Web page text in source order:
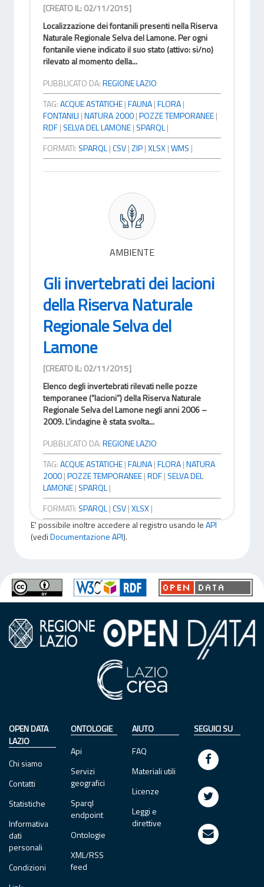
[CREATO IL: 02/11/2015]
Localizzazione dei fontanili presenti nella Riserva
Naturale Regionale Selva del Lamone. Per ogni
fontanile viene indicato il suo stato (attivo: si/no)
rilevato al momento della...
PUBBLICATO DA:REGIONE LAZIO
TAG:ACQUE ASTATICHE|FAUNA|FLORA|
FONTANILI |NATURA 2000|POZZE TEMPORANEE|
RDF| SELVA DEL LAMONE| SPARQL|
FORMATI: SPARQL|CSV|ZIP|XLSX|WMS |
AMBIENTE
Gli invertebrati dei lacioni
della Riserva Naturale
Regionale Selva del
Lamone
[CREATO IL: 02/11/2015]
Elenco degli invertebrati rilevati nelle pozze
temporanee (“lacioni”) della Riserva Naturale
Regionale Selva del Lamone negli anni 2006 –
2009. L'indagine è stata svolta...
PUBBLICATO DA:REGIONE LAZIO
TAG:ACQUE ASTATICHE|FAUNA|FLORA|NATURA
2000|POZZE TEMPORANEE|RDF| SELVA DEL
LAMONE| SPARQL|
FORMATI: SPARQL|CSV|XLSX|
E' possibile inoltre accedere al registro usando leAPI
(vediDocumentazione API).
OPEN DATA
LAZIO
Chi siamo
Contatti
Statistiche
Informativa
dati
personali
Condizioni
ONTOLOGIE
Api
Servizi
geografici
Sparql
endpoint
Ontologie
XML/RSS
feed
AIUTO
FAQ
Materiali utili
Licenze
Leggi e
direttive
SEGUICI SU